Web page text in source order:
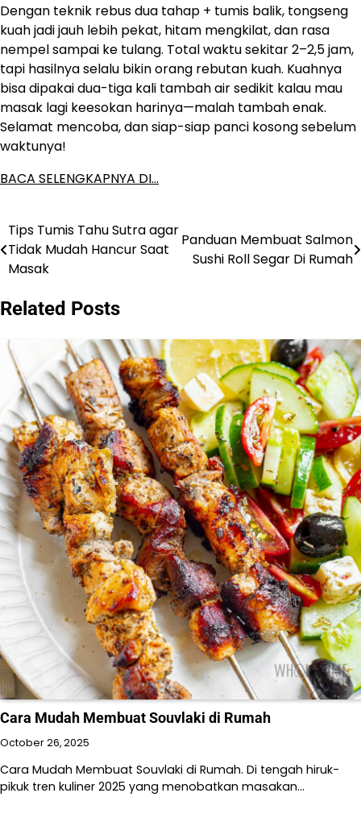
Dengan teknik rebus dua tahap + tumis balik, tongseng
kuah jadi jauh lebih pekat, hitam mengkilat, dan rasa
nempel sampai ke tulang. Total waktu sekitar 2–2,5 jam,
tapi hasilnya selalu bikin orang rebutan kuah. Kuahnya
bisa dipakai dua-tiga kali tambah air sedikit kalau mau
masak lagi keesokan harinya—malah tambah enak.
Selamat mencoba, dan siap-siap panci kosong sebelum
waktunya!
BACA SELENGKAPNYA DI…
Post
navigation
Tips Tumis Tahu Sutra agar
Tidak Mudah Hancur Saat
Masak
Panduan Membuat Salmon
Sushi Roll Segar Di Rumah
Related Posts
Cara Mudah Membuat Souvlaki di Rumah
October 26, 2025
Cara Mudah Membuat Souvlaki di Rumah. Di tengah hiruk-
pikuk tren kuliner 2025 yang menobatkan masakan…